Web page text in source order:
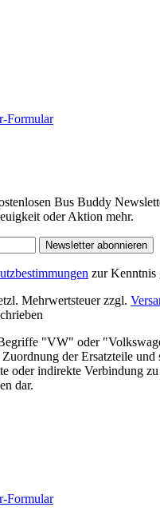
Formular
Bus Buddy
oder Aktion mehr.
Newsletter abonnieren
zur Kenntnis
Mehrwertsteuer zzgl.
"VW" oder
der Ersatzteile und
oder indirekte Verbindung zu
dar.
Formular